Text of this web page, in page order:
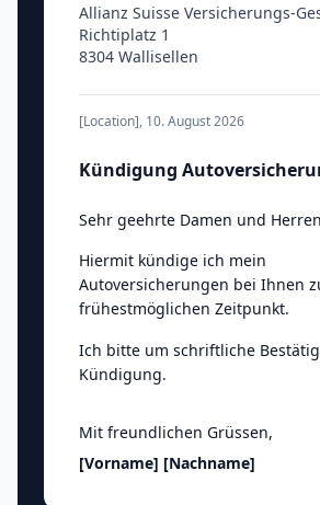
Allianz Suisse Versicherungs-
Richtiplatz 1
8304 Wallisellen
[Location], 10. August 2026
Kündigung
Sehr geehrte Damen und Herren
Hiermit kündige ich mein
Autoversicherungen bei Ihnen
frühestmöglichen Zeitpunkt.
Ich bitte um schriftliche
Kündigung.
Mit freundlichen Grüssen,
[Vorname] [Nachname]